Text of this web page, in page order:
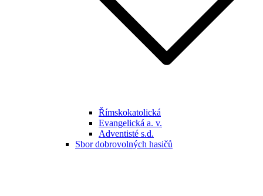
Římskokatolická
Evangelická a. v.
Adventisté s.d.
Sbor dobrovolných hasičů